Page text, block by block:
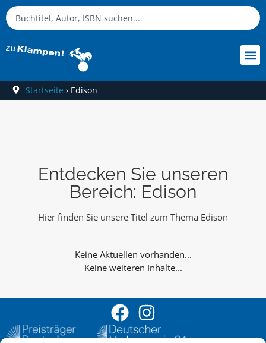
Startseite › Edison
Entdecken Sie unseren
Bereich: Edison
Hier finden Sie unsere Titel zum Thema Edison
Keine weiteren Inhalte...